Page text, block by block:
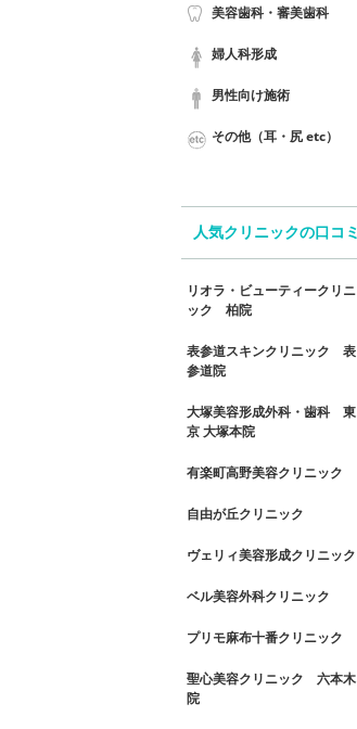
美容歯科・審美歯科
婦人科形成
男性向け施術
その他（耳・尻 etc）
人気クリニックの口コミ
リオラ・ビューティークリニ
ック 柏院
表参道スキンクリニック 表
参道院
大塚美容形成外科・歯科 東
京 大塚本院
有楽町高野美容クリニック
自由が丘クリニック
ヴェリィ美容形成クリニック
ベル美容外科クリニック
プリモ麻布十番クリニック
聖心美容クリニック 六本木
院